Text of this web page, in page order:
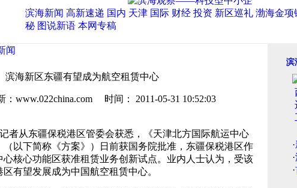
滨海新闻 高新速递 国内 天津 国际 财经 投资 新区巡礼 渤海金项
秘 图说新语 本网专稿
闻
滨海新区东疆有望成为航空租赁中心
：www.022china.com 时间： 2011-05-31 10:52:03
者从东疆保税港区管委会获悉，《天津北方国际航运中心
以下简称《方案》）日前获国务院批准，东疆保税港区作
心核心功能区获准租赁业务创新试点。业内人士认为，受该
有望发展成为中国航空租赁中心。
滨
·
·
·